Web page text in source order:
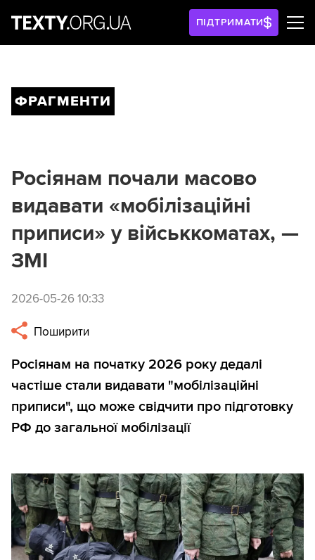
ПІДТРИМАТИ
ФРАГМЕНТИ
Росіянам почали масово
видавати «мобілізаційні
приписи» у військкоматах, —
ЗМІ
2026-05-26 10:33
Поширити
Росіянам на початку 2026 року дедалі
частіше стали видавати "мобілізаційні
приписи", що може свідчити про підготовку
РФ до загальної мобілізації